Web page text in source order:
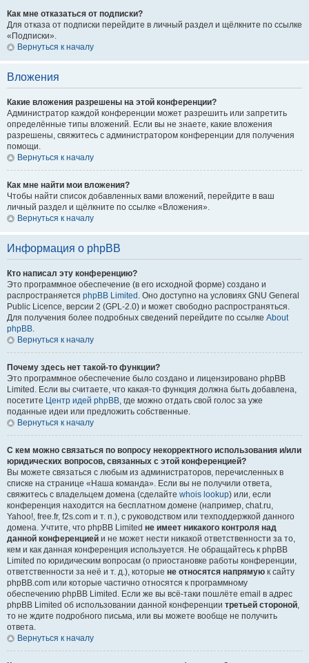
Как мне отказаться от подписки?
Для отказа от подписки перейдите в личный раздел и щёлкните по ссылке
«Подписки».
Вернуться к началу
Вложения
Какие вложения разрешены на этой конференции?
Администратор каждой конференции может разрешить или запретить
определённые типы вложений. Если вы не знаете, какие вложения
разрешены, свяжитесь с администратором конференции для получения
помощи.
Вернуться к началу
Как мне найти мои вложения?
Чтобы найти список добавленных вами вложений, перейдите в ваш
личный раздел и щёлкните по ссылке «Вложения».
Вернуться к началу
Информация о phpBB
Кто написал эту конференцию?
Это программное обеспечение (в его исходной форме) создано и
распространяется phpBB Limited . Оно доступно на условиях GNU General
Public Licence, версии 2 (GPL-2.0) и может свободно распространяться.
Для получения более подробных сведений перейдите по ссылке About
phpBB.
Вернуться к началу
Почему здесь нет такой-то функции?
Это программное обеспечение было создано и лицензировано phpBB
Limited. Если вы считаете, что какая-то функция должна быть добавлена,
посетите Центр идей phpBB, где можно отдать свой голос за уже
поданные идеи или предложить собственные.
Вернуться к началу
С кем можно связаться по вопросу некорректного использования и/или
юридических вопросов, связанных с этой конференцией?
Вы можете связаться с любым из администраторов, перечисленных в
списке на странице «Наша команда». Если вы не получили ответа,
свяжитесь с владельцем домена (сделайте whois lookup) или, если
конференция находится на бесплатном домене (например, chat.ru,
Yahoo!, free.fr, f2s.com и т. п.), с руководством или техподдержкой данного
домена. Учтите, что phpBB Limited не имеет никакого контроля над
данной конференцией и не может нести никакой ответственности за то,
кем и как данная конференция используется. Не обращайтесь к phpBB
Limited по юридическим вопросам (о приостановке работы конференции,
ответственности за неё и т. д.), которые не относятся напрямую к сайту
phpBB.com или которые частично относятся к программному
обеспечению phpBB Limited. Если же вы всё-таки пошлёте email в адрес
phpBB Limited об использовании данной конференции третьей стороной,
то не ждите подробного письма, или вы можете вообще не получить
ответа.
Вернуться к началу